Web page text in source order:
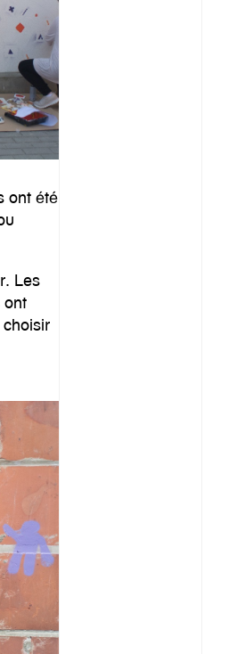
ont été
Les
ont